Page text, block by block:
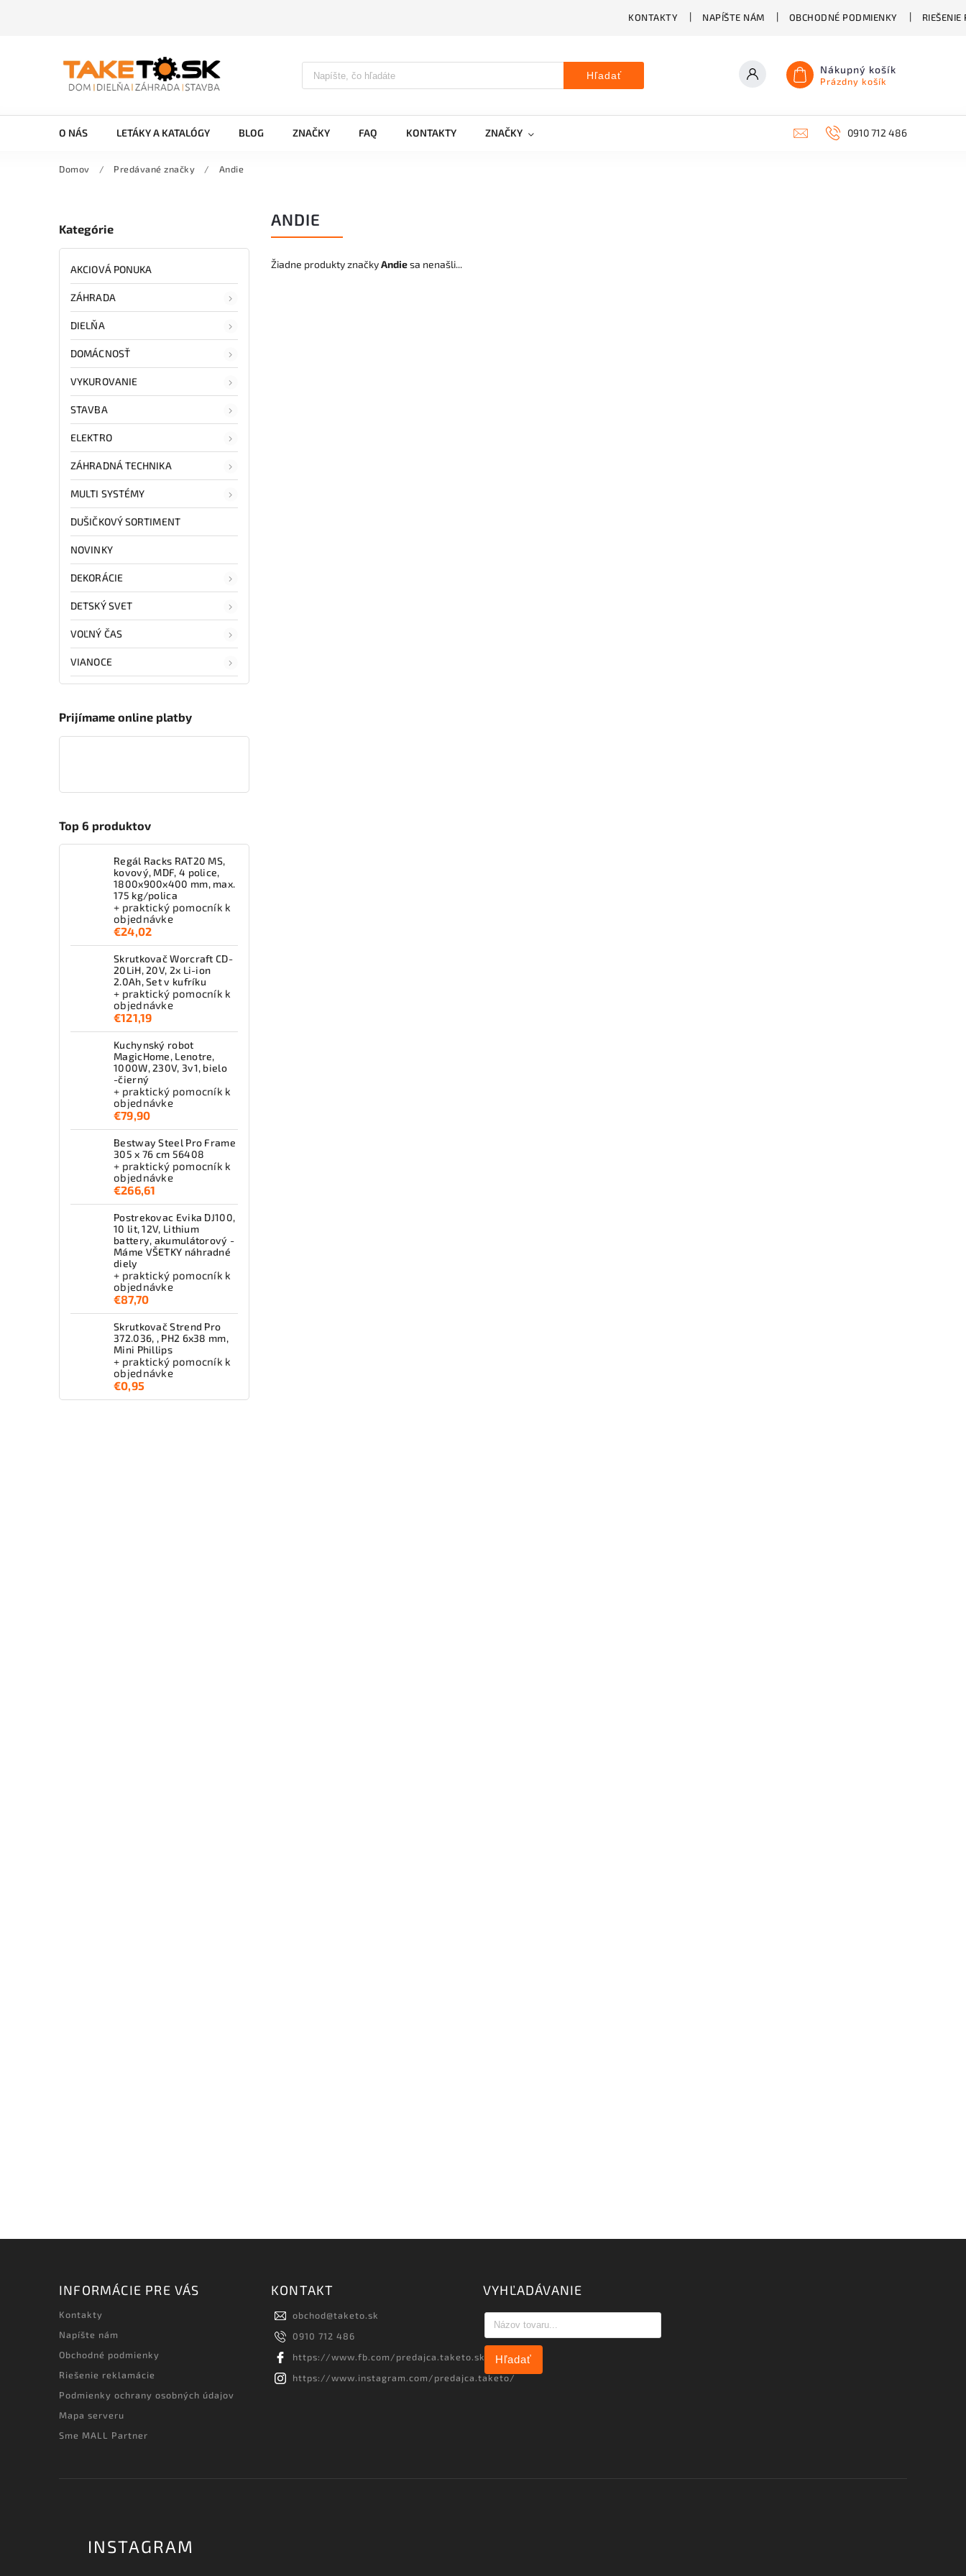
KONTAKTY NAPÍŠTE NÁM OBCHODNÉ PODMIENKY RIEŠENIE
Hľadať Nákupný košík
Prázdny košík
O NÁS LETÁKY A KATALÓGY BLOG ZNAČKY FAQ KONTAKTY ZNAČKY 0910 712 486
Domov / Predávané značky / Andie
Kategórie
AKCIOVÁ PONUKA
ZÁHRADA
DIELŇA
DOMÁCNOSŤ
VYKUROVANIE
STAVBA
ELEKTRO
ZÁHRADNÁ TECHNIKA
MULTI SYSTÉMY
DUŠIČKOVÝ SORTIMENT
NOVINKY
DEKORÁCIE
DETSKÝ SVET
VOĽNÝ ČAS
VIANOCE
Prijímame online platby
Top 6 produktov
Regál Racks RAT20 MS,
kovový, MDF, 4 police,
1800x900x400 mm, max.
175 kg/polica
+ praktický pomocník k
objednávke
€24,02
Skrutkovač Worcraft CD-
20LiH, 20V, 2x Li-ion
2.0Ah, Set v kufríku
+ praktický pomocník k
objednávke
€121,19
Kuchynský robot
MagicHome, Lenotre,
1000W, 230V, 3v1, bielo
-čierný
+ praktický pomocník k
objednávke
€79,90
Bestway Steel Pro Frame
305 x 76 cm 56408
+ praktický pomocník k
objednávke
€266,61
Postrekovac Evika DJ100,
10 lit, 12V, Lithium
battery, akumulátorový -
Máme VŠETKY náhradné
diely
+ praktický pomocník k
objednávke
€87,70
Skrutkovač Strend Pro
372.036, , PH2 6x38 mm,
Mini Phillips
+ praktický pomocník k
objednávke
€0,95
ANDIE
Žiadne produkty značkyAndiesa nenašli...
INFORMÁCIE PRE VÁS
Kontakty
Napíšte nám
Obchodné podmienky
Riešenie reklamácie
Podmienky ochrany osobných údajov
Mapa serveru
Sme MALL Partner
KONTAKT
obchod@taketo.sk
0910 712 486
https://www.fb.com/predajca.taketo.sk
https://www.instagram.com/predajca.taketo/
VYHĽADÁVANIE
Hľadať
INSTAGRAM